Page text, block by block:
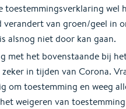
toestemmingsverklaring wel
verandert van groen/geel in
alsnog niet door kan gaan.
met het bovenstaande bij
in tijden van Corona.
om toestemming en weeg
weigeren van